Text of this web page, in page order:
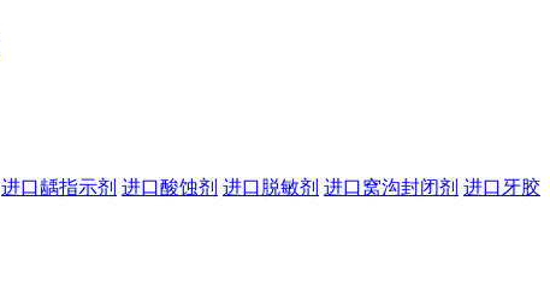
进口龋指示剂 进口酸蚀剂 进口脱敏剂 进口窝沟封闭剂 进口牙胶